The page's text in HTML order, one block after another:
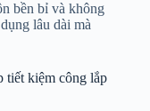
bền bỉ và không
lâu dài mà
tiết kiệm công lắp